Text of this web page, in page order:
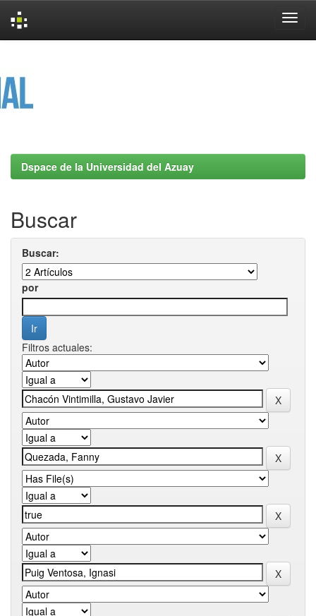
Dspace de la Universidad del Azuay
Buscar
Buscar:
por
Filtros actuales: